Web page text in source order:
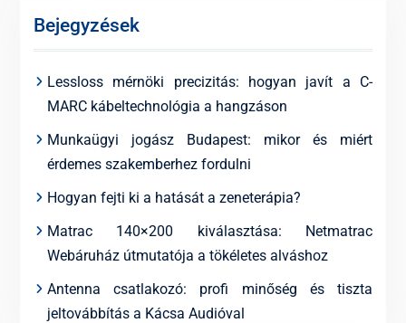
Bejegyzések
Lessloss mérnöki precizitás: hogyan javít a C-
MARC kábeltechnológia a hangzáson
Munkaügyi jogász Budapest: mikor és miért
érdemes szakemberhez fordulni
Hogyan fejti ki a hatását a zeneterápia?
Matrac 140×200 kiválasztása: Netmatrac
Webáruház útmutatója a tökéletes alváshoz
Antenna csatlakozó: profi minőség és tiszta
jeltovábbítás a Kácsa Audióval